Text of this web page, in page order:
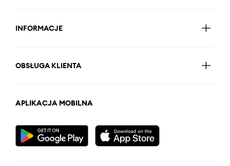
INFORMACJE
OBSŁUGA KLIENTA
APLIKACJA MOBILNA